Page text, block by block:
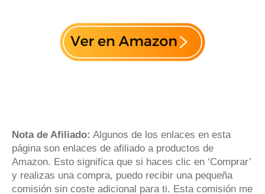
Nota de Afiliado: Algunos de los enlaces en esta
página son enlaces de afiliado a productos de
Amazon. Esto significa que si haces clic en ‘Comprar’
y realizas una compra, puedo recibir una pequeña
comisión sin coste adicional para ti. Esta comisión me